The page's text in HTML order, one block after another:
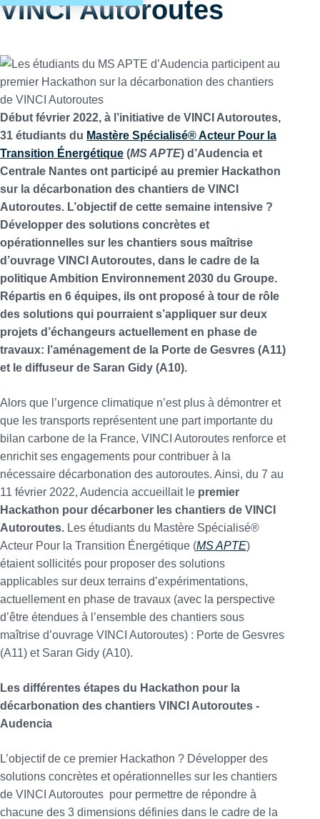
VINCI Autoroutes
Début février 2022, à l’initiative de VINCI Autoroutes,
31 étudiants du Mastère Spécialisé® Acteur Pour la
Transition Énergétique (MS APTE) d’Audencia et
Centrale Nantes ont participé au premier Hackathon
sur la décarbonation des chantiers de VINCI
Autoroutes. L’objectif de cette semaine intensive ?
Développer des solutions concrètes et
opérationnelles sur les chantiers sous maîtrise
d’ouvrage VINCI Autoroutes, dans le cadre de la
politique Ambition Environnement 2030 du Groupe.
Répartis en 6 équipes, ils ont proposé à tour de rôle
des solutions qui pourraient s’appliquer sur deux
projets d’échangeurs actuellement en phase de
travaux: l’aménagement de la Porte de Gesvres (A11)
et le diffuseur de Saran Gidy (A10).
Alors que l’urgence climatique n’est plus à démontrer et
que les transports représentent une part importante du
bilan carbone de la France, VINCI Autoroutes renforce et
enrichit ses engagements pour contribuer à la
nécessaire décarbonation des autoroutes. Ainsi, du 7 au
11 février 2022, Audencia accueillait le premier
Hackathon pour décarboner les chantiers de VINCI
Autoroutes. Les étudiants du Mastère Spécialisé®
Acteur Pour la Transition Énergétique (MS APTE)
étaient sollicités pour proposer des solutions
applicables sur deux terrains d’expérimentations,
actuellement en phase de travaux (avec la perspective
d’être étendues à l’ensemble des chantiers sous
maîtrise d’ouvrage VINCI Autoroutes) : Porte de Gesvres
(A11) et Saran Gidy (A10).
Les différentes étapes du Hackathon pour la
décarbonation des chantiers VINCI Autoroutes -
Audencia
L’objectif de ce premier Hackathon ? Développer des
solutions concrètes et opérationnelles sur les chantiers
de VINCI Autoroutes pour permettre de répondre à
chacune des 3 dimensions définies dans le cadre de la